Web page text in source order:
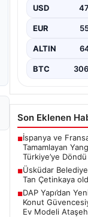
USD
EUR
ALTIN
BTC
Son Eklenen
■İspanya ve
Tamamlayan
Türkiye’ye Döndü
■Üsküdar
Tan Çetinkaya
■DAP Yapı’dan
Konut
Ev Modeli